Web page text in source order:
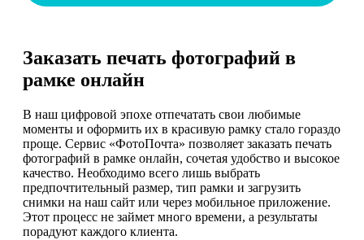
Заказать печать фотографий в
рамке онлайн
В наш цифровой эпохе отпечатать свои любимые
моменты и оформить их в красивую рамку стало гораздо
проще. Сервис «ФотоПочта» позволяет заказать печать
фотографий в рамке онлайн, сочетая удобство и высокое
качество. Необходимо всего лишь выбрать
предпочтительный размер, тип рамки и загрузить
снимки на наш сайт или через мобильное приложение.
Этот процесс не займет много времени, а результаты
порадуют каждого клиента.